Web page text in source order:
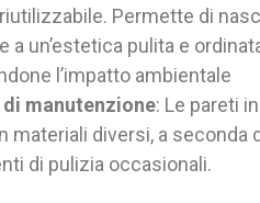
Permette di
a un’estetica pulita e
l’impatto ambientale
manutenzione: Le pareti
materiali diversi, a seconda
di pulizia occasionali.